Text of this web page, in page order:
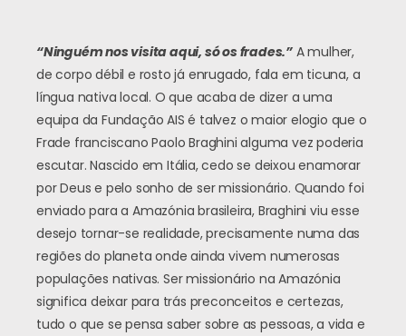
“Ninguém nos visita aqui, só os frades.” A mulher,
de corpo débil e rosto já enrugado, fala em ticuna, a
língua nativa local. O que acaba de dizer a uma
equipa da Fundação AIS é talvez o maior elogio que o
Frade franciscano Paolo Braghini alguma vez poderia
escutar. Nascido em Itália, cedo se deixou enamorar
por Deus e pelo sonho de ser missionário. Quando foi
enviado para a Amazónia brasileira, Braghini viu esse
desejo tornar-se realidade, precisamente numa das
regiões do planeta onde ainda vivem numerosas
populações nativas. Ser missionário na Amazónia
significa deixar para trás preconceitos e certezas,
tudo o que se pensa saber sobre as pessoas, a vida e